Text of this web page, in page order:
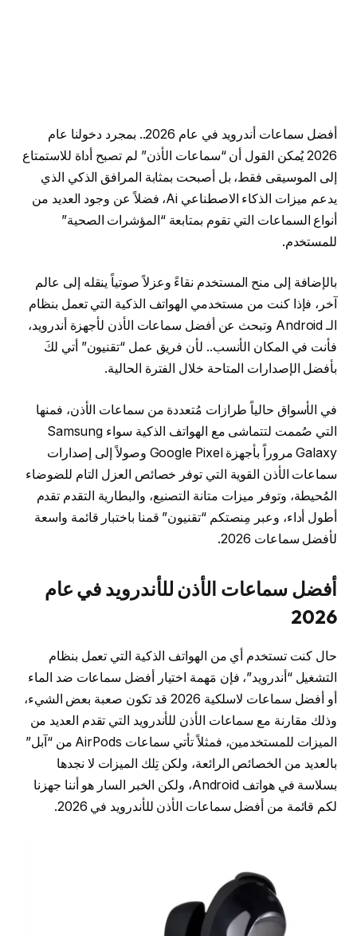
أفضل سماعات أندرويد في عام 2026.. بمجرد دخولنا عام
2026 يُمكن القول أن “سماعات الأذن” لم تصبح أداة للاستمتاع
إلى الموسيقى فقط، بل أصبحت بمثابة المرافق الذكي الذي
يدعم ميزات الذكاء الاصطناعي Ai، فضلاً عن وجود العديد من
أنواع السماعات التي تقوم بمتابعة “المؤشرات الصحية”
للمستخدم.
بالإضافة إلى منح المستخدم نقاءً وعزلاً صوتياً ينقله إلى عالم
آخر، فإذا كنت من مستخدمي الهواتف الذكية التي تعمل بنظام
الـ Android وتبحث عن أفضل سماعات الأذن لأجهزة أندرويد،
فأنت في المكان الأنسب.. لأن فريق عمل “تقنيون” أتي لكَ
بأفضل الإصدارات المتاحة خلال الفترة الحالية.
في الأسواق حالياً طرازات مُتعددة من سماعات الأذن، فمنها
التي صُممت لتتماشى مع الهواتف الذكية سواء Samsung
Galaxy مروراً بأجهزة Google Pixel وصولاً إلى إصدارات
سماعات الأذن القوية التي توفر خصائص العزل التام للضوضاء
المُحيطة، وتوفر ميزات متانة التصنيع، والبطارية التقدم تقدم
أطول أداء، وعبر مِنصتكم “تقنيون” قمنا باختبار قائمة واسعة
لأفضل سماعات 2026.
أفضل سماعات الأذن للأندرويد في عام
2026
حال كنت تستخدم أي من الهواتف الذكية التي تعمل بنظام
التشغيل “أندرويد”، فإن مَهمة اختيار أفضل سماعات ضد الماء
أو أفضل سماعات لاسلكية 2026 قد تكون صعبة بعض الشيء،
وذلك مقارنة مع سماعات الأذن للأندرويد التي تقدم العديد من
الميزات للمستخدمين، فمثلاً تأتي سماعات AirPods من “آبل”
بالعديد من الخصائص الرائعة، ولكن تِلك الميزات لا نجدها
بسلاسة في هواتف Android، ولكن الخبر السار هو أننا جهزنا
لكم قائمة من أفضل سماعات الأذن للأندرويد في 2026.